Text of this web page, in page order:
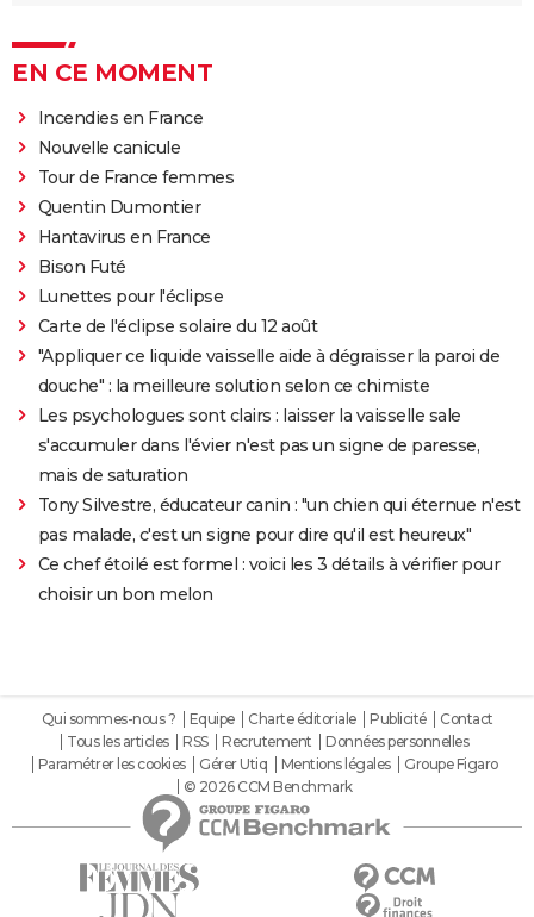
EN CE MOMENT
Incendies en France
Nouvelle canicule
Tour de France femmes
Quentin Dumontier
Hantavirus en France
Bison Futé
Lunettes pour l'éclipse
Carte de l'éclipse solaire du 12 août
"Appliquer ce liquide vaisselle aide à dégraisser la paroi de
douche" : la meilleure solution selon ce chimiste
Les psychologues sont clairs : laisser la vaisselle sale
s'accumuler dans l'évier n'est pas un signe de paresse,
mais de saturation
Tony Silvestre, éducateur canin : "un chien qui éternue n'est
pas malade, c'est un signe pour dire qu'il est heureux"
Ce chef étoilé est formel : voici les 3 détails à vérifier pour
choisir un bon melon
Qui sommes-nous ? Equipe Charte éditoriale Publicité
Contact
Tous les articles
RSS Recrutement
Données personnelles
Paramétrer les cookies
Gérer Utiq Mentions légales
Groupe Figaro
© 2026 CCM Benchmark